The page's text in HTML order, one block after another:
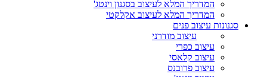
המדריך המלא לעיצוב בסגנון וינטג'
המדריך המלא לעיצוב אקלקטי
סגנונות עיצוב פנים
עיצוב מודרני
עיצוב כפרי
עיצוב קלאסי
עיצוב פרובנס